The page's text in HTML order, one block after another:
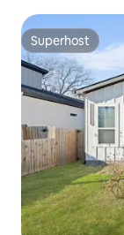
Superhost
Superhost